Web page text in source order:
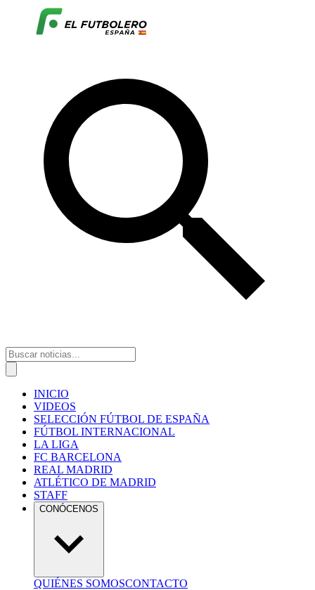
INICIO
VIDEOS
SELECCIÓN FÚTBOL DE ESPAÑA
FÚTBOL INTERNACIONAL
LA LIGA
FC BARCELONA
REAL MADRID
ATLÉTICO DE MADRID
STAFF
CONÓCENOS
QUIÉNES SOMOSCONTACTO